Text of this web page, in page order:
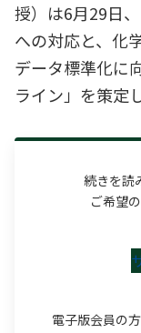
授）は6月29日
への対応と、化
データ標準化に
ライン」を策定
続きを読
ご希望
電子版会員の